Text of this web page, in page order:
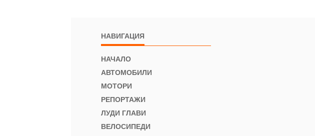
НАВИГАЦИЯ
НАЧАЛО
АВТОМОБИЛИ
МОТОРИ
РЕПОРТАЖИ
ЛУДИ ГЛАВИ
ВЕЛОСИПЕДИ